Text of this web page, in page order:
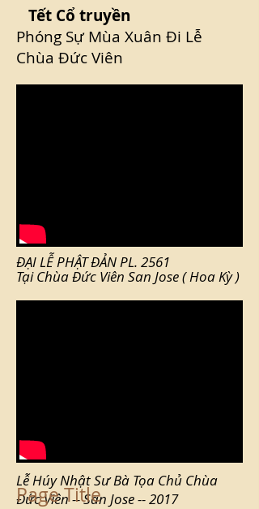
Tết Cổ truyền
Phóng Sự Mùa Xuân Đi Lễ
Chùa Đức Viên
ĐẠI LỄ PHẬT ĐẢN PL. 2561
Tại Chùa Đức Viên San Jose ( Hoa Kỳ )
Lễ Húy Nhật Sư Bà Tọa Chủ Chùa
Đức Viên -- San Jose -- 2017
Page Title